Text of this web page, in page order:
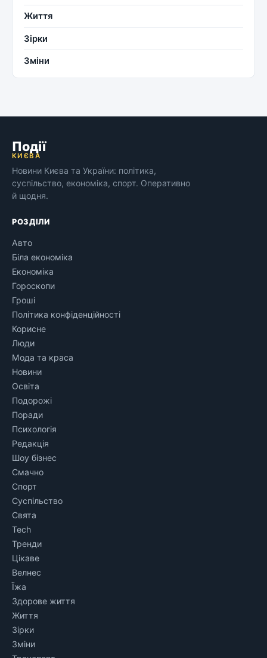
Життя
Зірки
Зміни
Події
КИЄВА
Новини Києва та України: політика,
суспільство, економіка, спорт. Оперативно
й щодня.
РОЗДІЛИ
Авто
Біла економіка
Економіка
Гороскопи
Гроші
Політика конфіденційності
Корисне
Люди
Мода та краса
Новини
Освіта
Подорожі
Поради
Психологія
Редакція
Шоу бізнес
Смачно
Спорт
Суспільство
Свята
Tech
Тренди
Цікаве
Велнес
Їжа
Здорове життя
Життя
Зірки
Зміни